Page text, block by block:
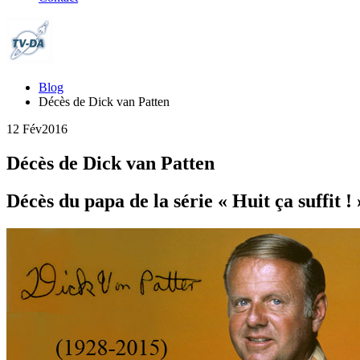
Blog
Décès de Dick van Patten
12 Fév2016
Décès de Dick van Patten
Décès du papa de la série « Huit ça suffit !